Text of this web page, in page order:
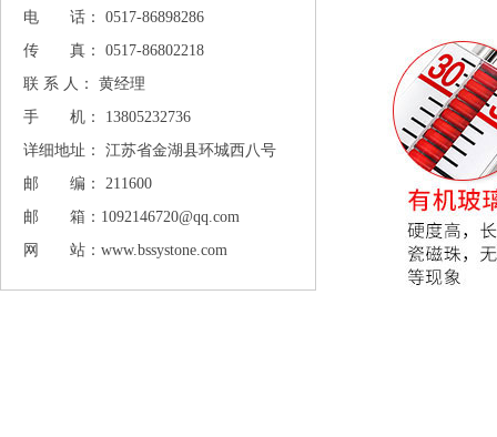
电 话： 0517-86898286
传 真： 0517-86802218
联 系 人： 黄经理
手 机： 13805232736
详细地址： 江苏省金湖县环城西八号
邮 编： 211600
邮 箱：1092146720@qq.com
网 站：www.bssystone.com